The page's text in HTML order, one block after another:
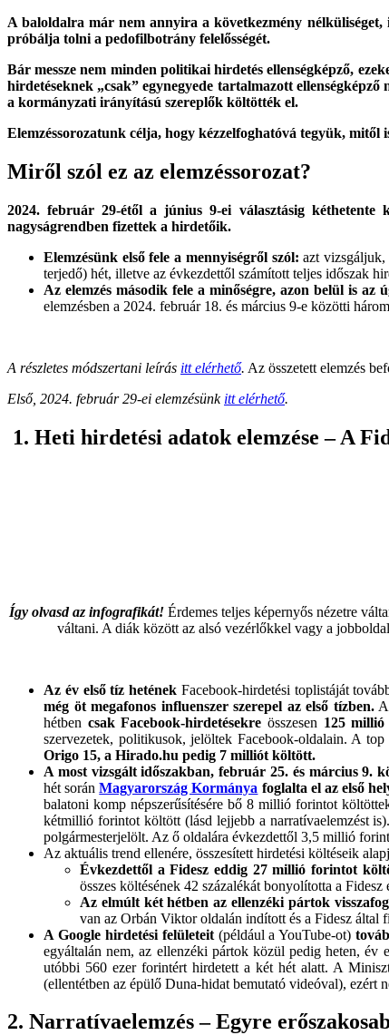
A baloldalra már nem annyira a következmény
próbálja tolni a pedofilbotrány felelősségét.
Bár messze nem minden politikai hirdetés ellenségképző,
hirdetéseknek „csak” egynegyede tartalmazott
a kormányzati irányítású szereplők költötték el.
Elemzéssorozatunk célja, hogy kézzelfoghatóvá tegyük, mitől
Miről szól ez az elemzéssorozat?
2024. február 29-étől a június 9-ei választásig kéthetente
nagyságrendben fizettek a hirdetőik.
Elemzésünk első fele a mennyiségről szól: azt
terjedő) hét, illetve az évkezdettől számított teljes időszak
Az elemzés második fele a minőségre, azon belül is az
elemzésben a 2024. február 18. és március 9-e közötti
A részletes módszertani leírás itt elérhető. Az összetett elemzés
Első, 2024. február 29-ei elemzésünk itt elérhető.
1. Heti hirdetési adatok elemzése – A
Így olvasd az infografikát! Érdemes teljes képernyős nézetre
váltani. A diák között az alsó vezérlőkkel vagy a
Az év első tíz hetének Facebook-hirdetési toplistáját
még öt megafonos influenszer szerepel az első tízben.A
hétben csak Facebook-hirdetésekre összesen 125
szervezetek, politikusok, jelöltek Facebook-oldalain. A
Origo 15, a Hirado.hu pedig 7 milliót költött.
A most vizsgált időszakban, február 25. és március 9.
hét soránMagyarország Kormánya foglalta el az első
balatoni komp népszerűsítésére bő 8 millió forintot
kétmillió forintot költött (lásd lejjebb a narratívaelemzést
polgármesterjelölt. Az ő oldalára évkezdettől 3,5 millió
Az aktuális trend ellenére, összesített hirdetési költéseik
Évkezdettől a Fidesz eddig 27 millió forintot
összes költésének 42 százalékát bonyolította a
Az elmúlt két hétben az ellenzéki pártok
van az Orbán Viktor oldalán indított és a Fidesz által
A Google hirdetési felületeit (például a YouTube-ot)
egyáltalán nem, az ellenzéki pártok közül pedig heten,
utóbbi 560 ezer forintért hirdetett a két hét alatt. A
(ellentétben az épülő Duna-hidat bemutató videóval), ezért
2. Narratívaelemzés – Egyre